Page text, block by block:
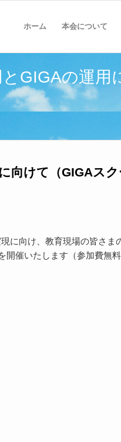
ホーム 本会について
GIGAの運
向けて（GIGAスク
に向け、教育現場の皆さま
開催いたします（参加費無